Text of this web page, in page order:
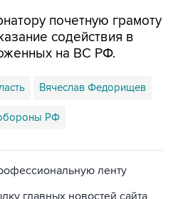
почетную грамоту
содействия в
на ВС РФ.
Вячеслав Федорищев
РФ
ленту
главных новостей сайта